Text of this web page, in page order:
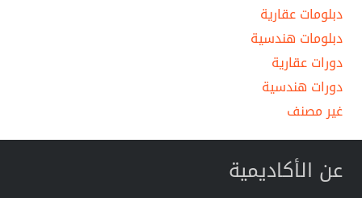
دبلومات عقارية
دبلومات هندسية
دورات عقارية
دورات هندسية
غير مصنف
عن الأكاديمية